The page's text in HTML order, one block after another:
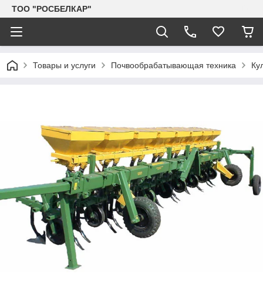
TOO "РОСБЕЛКАР"
Товары и услуги Почвообрабатывающая техника